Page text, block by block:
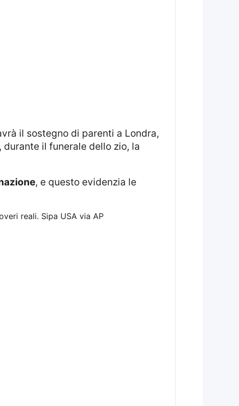
durante il funerale dello zio, la
, e questo evidenzia le
reali. Sipa USA via AP